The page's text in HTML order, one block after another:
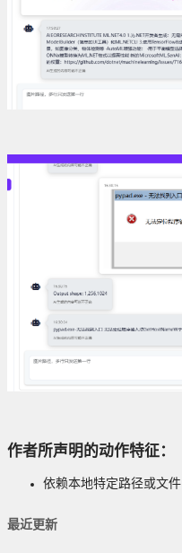
作者所声明的动作特征：
依赖本地特定路径或文件
最近更新